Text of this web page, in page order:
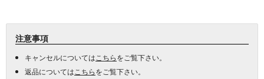
注意事項
キャンセルについては こちらをご覧下さい。
返品については こちらをご覧下さい。